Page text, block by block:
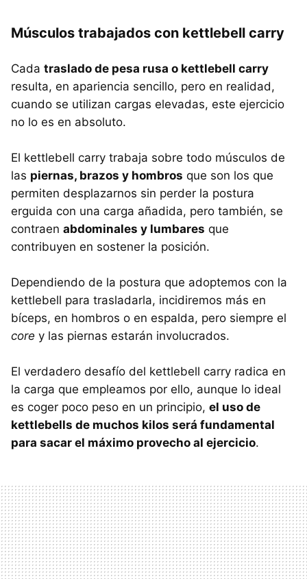
Músculos trabajados con kettlebell carry
Cada traslado de pesa rusa o kettlebell carry
resulta, en apariencia sencillo, pero en realidad,
cuando se utilizan cargas elevadas, este ejercicio
no lo es en absoluto.
El kettlebell carry trabaja sobre todo músculos de
las piernas, brazos y hombros que son los que
permiten desplazarnos sin perder la postura
erguida con una carga añadida, pero también, se
contraen abdominales y lumbares que
contribuyen en sostener la posición.
Dependiendo de la postura que adoptemos con la
kettlebell para trasladarla, incidiremos más en
bíceps, en hombros o en espalda, pero siempre el
core y las piernas estarán involucrados.
El verdadero desafío del kettlebell carry radica en
la carga que empleamos por ello, aunque lo ideal
es coger poco peso en un principio, el uso de
kettlebells de muchos kilos será fundamental
para sacar el máximo provecho al ejercicio.